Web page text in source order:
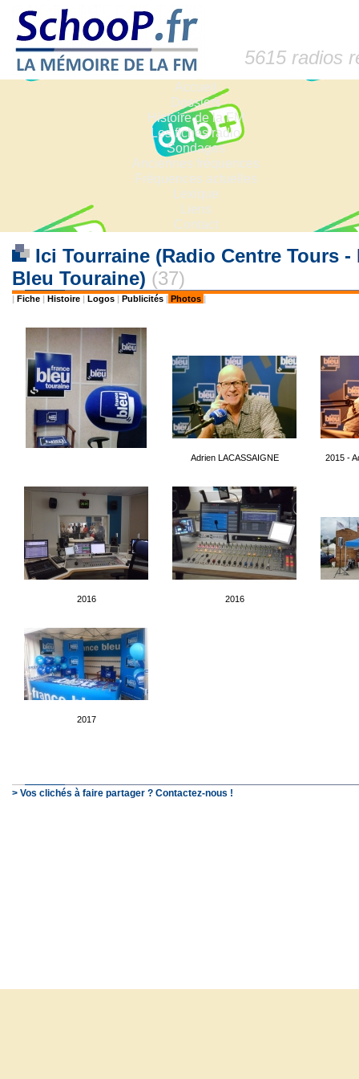
5615 radios
Accueil
Dossiers
Histoire de la FM
Les fiches radio
Sondages
Anciennes fréquences
Fréquences actuelles
Lexique
Liens
Contact
Ici Tourraine (Radio Centre Tours
Bleu Touraine) (37)
| Fiche | Histoire | Logos | Publicités | Photos |
Adrien LACASSAIGNE 2015 -
2016 2016
2017
> Vos clichés à faire partager ? Contactez-nous !